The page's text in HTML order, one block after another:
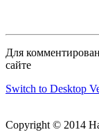
Для
сайте
Switch to Desktop
Copyright © 2014